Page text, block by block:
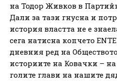
на Тодор Живков в
Дали за тази гнусна и
история властта не е
сега натисна копчето
дневния ред на
историите на Ковачки –
голите глави на нашите